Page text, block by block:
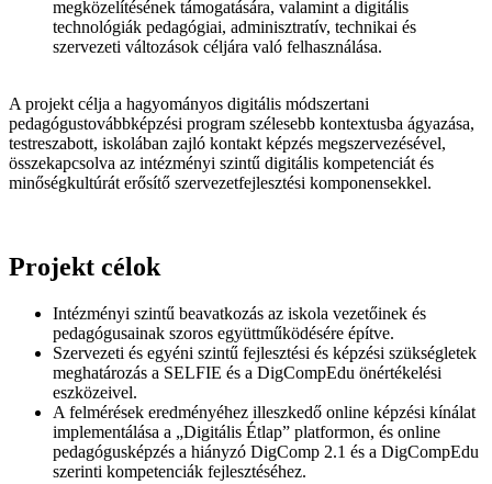
megközelítésének támogatására, valamint a digitális
technológiák pedagógiai, adminisztratív, technikai és
szervezeti változások céljára való felhasználása.
A projekt célja a hagyományos digitális módszertani
pedagógustovábbképzési program szélesebb kontextusba ágyazása,
testreszabott, iskolában zajló kontakt képzés megszervezésével,
összekapcsolva az intézményi szintű digitális kompetenciát és
minőségkultúrát erősítő szervezetfejlesztési komponensekkel.
Projekt célok
Intézményi szintű beavatkozás az iskola vezetőinek és
pedagógusainak szoros együttműködésére építve.
Szervezeti és egyéni szintű fejlesztési és képzési szükségletek
meghatározás a SELFIE és a DigCompEdu önértékelési
eszközeivel.
A felmérések eredményéhez illeszkedő online képzési kínálat
implementálása a „Digitális Étlap” platformon, és online
pedagógusképzés a hiányzó DigComp 2.1 és a DigCompEdu
szerinti kompetenciák fejlesztéséhez.